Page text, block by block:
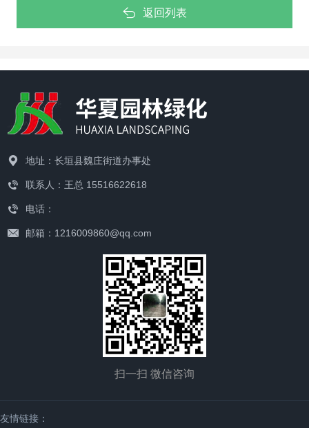
返回列表
地址：长垣县魏庄街道办事处
联系人：王总 15516622618
电话：
邮箱：1216009860@qq.com
扫一扫 微信咨询
友情链接：